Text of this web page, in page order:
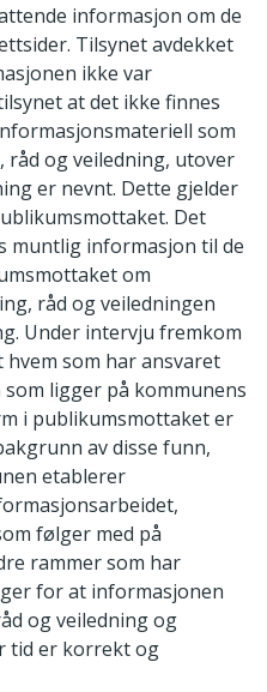
informasjon om de
Tilsynet avdekket
ikke var
at det ikke finnes
som
og veiledning, utover
er nevnt. Dette gjelder
Det
muntlig informasjon til de
om
råd og veiledningen
Under intervju fremkom
som har ansvaret
ligger på kommunens
i publikumsmottaket er
av disse funn,
etablerer
følger med på
rammer som har
for at informasjonen
og veiledning og
tid er korrekt og